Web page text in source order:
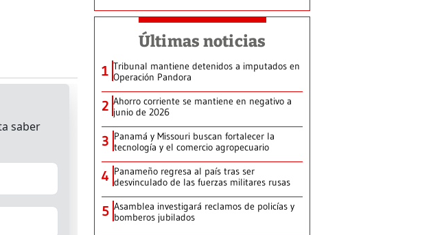
Últimas noticias
1 Tribunal mantiene detenidos a imputados en
Operación Pandora
2 Ahorro corriente se mantiene en negativo a
junio de 2026
3 Panamá y Missouri buscan fortalecer la
tecnología y el comercio agropecuario
4 Panameño regresa al país tras ser
desvinculado de las fuerzas militares rusas
5 Asamblea investigará reclamos de policías y
bomberos jubilados